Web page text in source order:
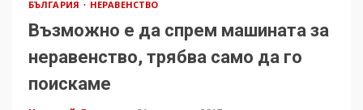
БЪЛГАРИЯ НЕРАВЕНСТВО
Възможно е да спрем машината за
неравенство, трябва само да го
поискаме